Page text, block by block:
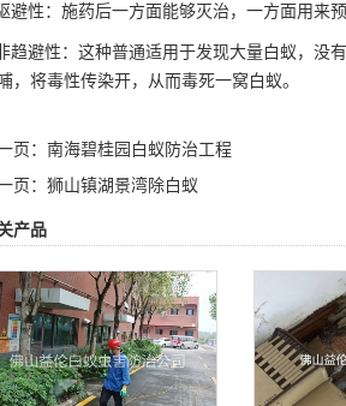
避性：施药后一方面能够灭治，一方面用来
趋避性：这种普通适用于发现大量白蚁，没
，将毒性传染开，从而毒死一窝白蚁。
页： 南海碧桂园白蚁防治工程
页： 狮山镇湖景湾除白蚁
产品